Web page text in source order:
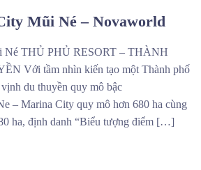
Mũi Né – Novaworld
Né THỦ PHỦ RESORT – THÀNH
Với tầm nhìn kiến tạo một Thành phố
du thuyền quy mô bậc
– Marina City quy mô hơn 680 ha cùng
ha, định danh “Biểu tượng điểm […]